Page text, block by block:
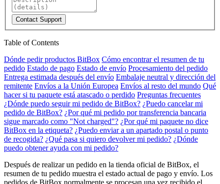
Contact Support
Table of Contents
Dónde pedir productos BitBox Cómo encontrar el resumen de tu
pedido Estado de pago Estado de envío Procesamiento del pedido
Entrega estimada después del envío Embalaje neutral y dirección del
remitente Envíos a la Unión Europea Envíos al resto del mundo Qué
hacer si tu paquete está atascado o perdido Preguntas frecuentes
¿Dónde puedo seguir mi pedido de BitBox? ¿Puedo cancelar mi
pedido de BitBox? ¿Por qué mi pedido por transferencia bancaria
sigue marcado como "Not charged"? ¿Por qué mi paquete no dice
BitBox en la etiqueta? ¿Puedo enviar a un apartado postal o punto
de recogida? ¿Qué pasa si quiero devolver mi pedido? ¿Dónde
puedo obtener ayuda con mi pedido?
Después de realizar un pedido en la tienda oficial de BitBox, el
resumen de tu pedido muestra el estado actual de pago y envío. Los
pedidos de BitBox normalmente se procesan una vez recibido el